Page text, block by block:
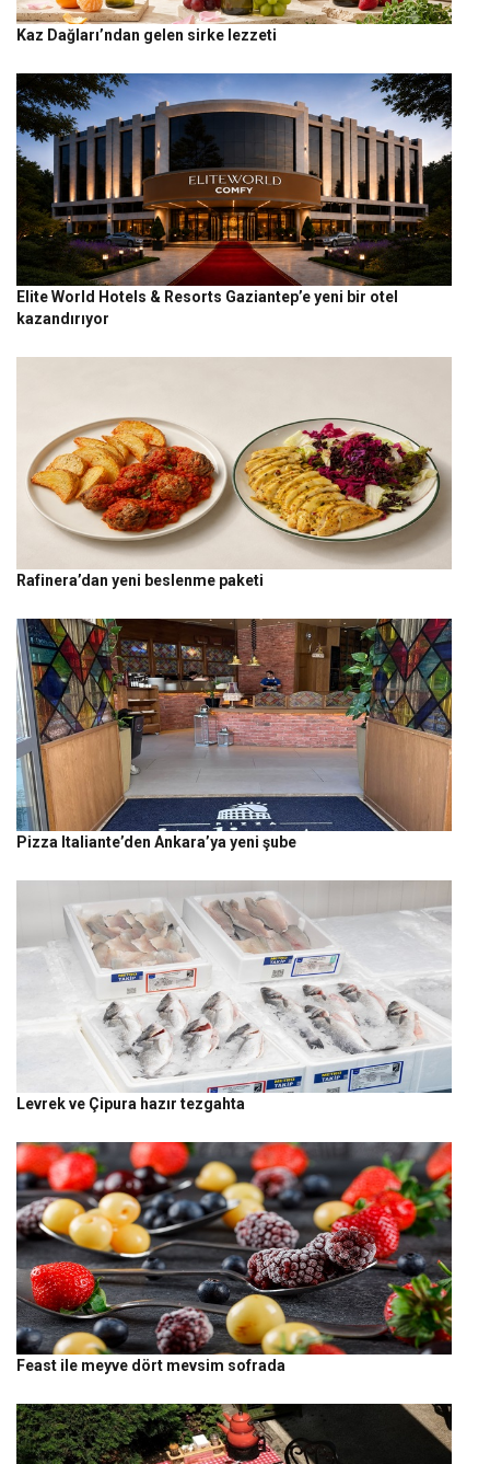
Kaz Dağları’ndan gelen sirke lezzeti
Elite World Hotels & Resorts Gaziantep’e yeni bir otel
kazandırıyor
Rafinera’dan yeni beslenme paketi
Pizza Italiante’den Ankara’ya yeni şube
Levrek ve Çipura hazır tezgahta
Feast ile meyve dört mevsim sofrada